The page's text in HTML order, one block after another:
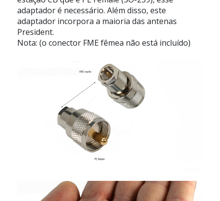
adaptador é necessário. Além disso, este
adaptador incorpora a maioria das antenas
President.
Nota: (o conector FME fêmea não está incluído)